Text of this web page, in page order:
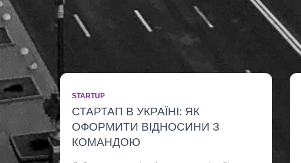
STARTUP
СТАРТАП В УКРАЇНІ: ЯК
ОФОРМИТИ ВІДНОСИНИ З
КОМАНДОЮ